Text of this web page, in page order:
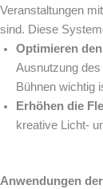
Veranstaltungen
sind. Diese
Optimieren
Ausnutzung
Bühnen wichtig
Erhöhen die
kreative Licht-
Anwendungen